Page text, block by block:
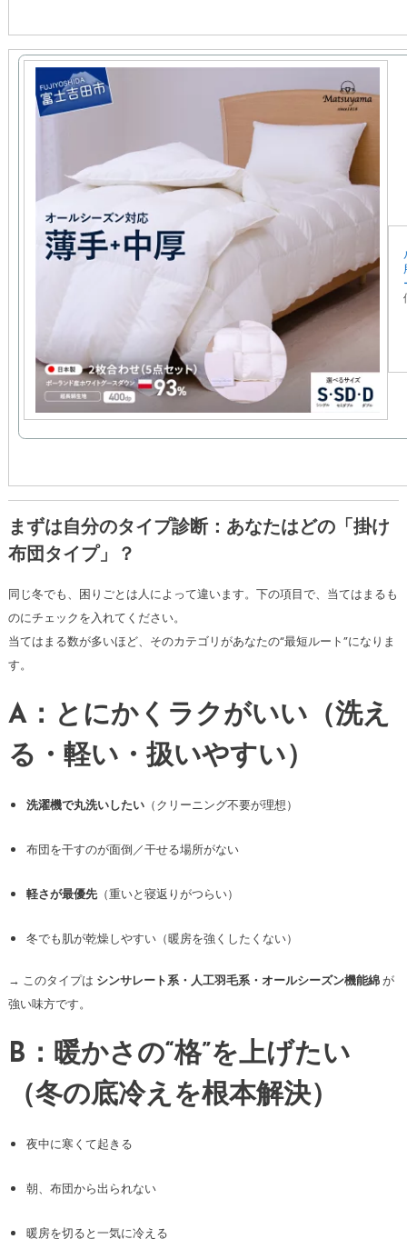
まずは自分のタイプ診断：あなたはどの「掛け
布団タイプ」？
同じ冬でも、困りごとは人によって違います。下の項目で、当てはまるも
のにチェックを入れてください。
当てはまる数が多いほど、そのカテゴリがあなたの“最短ルート”になりま
す。
A：とにかくラクがいい（洗え
る・軽い・扱いやすい）
洗濯機で丸洗いしたい（クリーニング不要が理想）
布団を干すのが面倒／干せる場所がない
軽さが最優先（重いと寝返りがつらい）
冬でも肌が乾燥しやすい（暖房を強くしたくない）
→ このタイプは シンサレート系・人工羽毛系・オールシーズン機能綿が
強い味方です。
B：暖かさの“格”を上げたい
（冬の底冷えを根本解決）
夜中に寒くて起きる
朝、布団から出られない
暖房を切ると一気に冷える